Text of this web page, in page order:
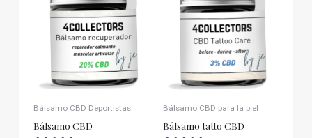
Bálsamo CBD Deportistas
Bálsamo CBD
Bálsamo CBD para la piel
Bálsamo tatto CBD